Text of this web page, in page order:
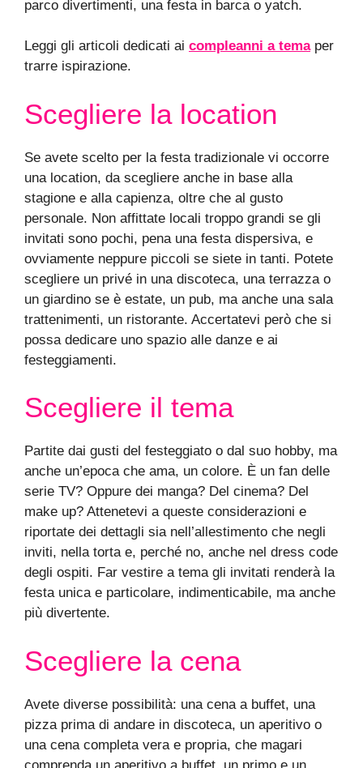
parco divertimenti, una festa in barca o yatch.
Leggi gli articoli dedicati ai compleanni a temaper
trarre ispirazione.
Scegliere la location
Se avete scelto per la festa tradizionale vi occorre
una location, da scegliere anche in base alla
stagione e alla capienza, oltre che al gusto
personale. Non affittate locali troppo grandi se gli
invitati sono pochi, pena una festa dispersiva, e
ovviamente neppure piccoli se siete in tanti. Potete
scegliere un privé in una discoteca, una terrazza o
un giardino se è estate, un pub, ma anche una sala
trattenimenti, un ristorante. Accertatevi però che si
possa dedicare uno spazio alle danze e ai
festeggiamenti.
Scegliere il tema
Partite dai gusti del festeggiato o dal suo hobby, ma
anche un’epoca che ama, un colore. È un fan delle
serie TV? Oppure dei manga? Del cinema? Del
make up? Attenetevi a queste considerazioni e
riportate dei dettagli sia nell’allestimento che negli
inviti, nella torta e, perché no, anche nel dress code
degli ospiti. Far vestire a tema gli invitati renderà la
festa unica e particolare, indimenticabile, ma anche
più divertente.
Scegliere la cena
Avete diverse possibilità: una cena a buffet, una
pizza prima di andare in discoteca, un aperitivo o
una cena completa vera e propria, che magari
comprenda un aperitivo a buffet, un primo e un